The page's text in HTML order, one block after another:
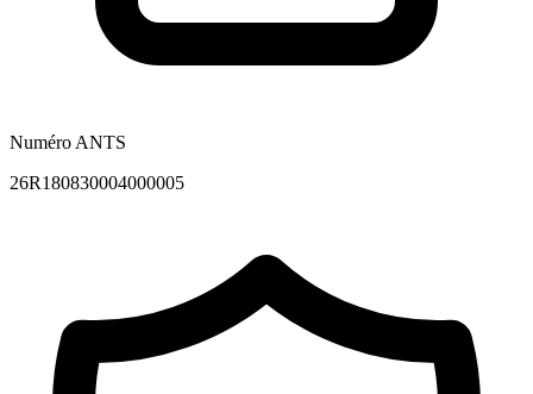
Numéro ANTS
26R180830004000005